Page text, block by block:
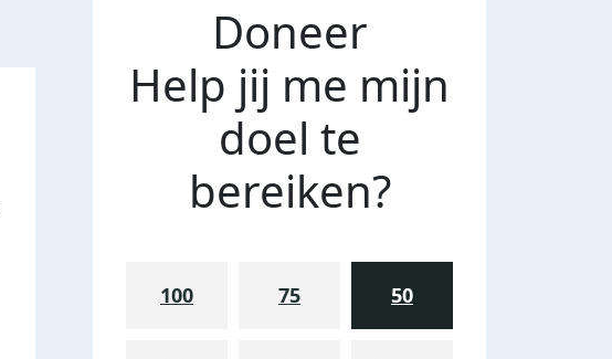
Doneer
Help jij me mijn
doel te
bereiken?
100 75 50